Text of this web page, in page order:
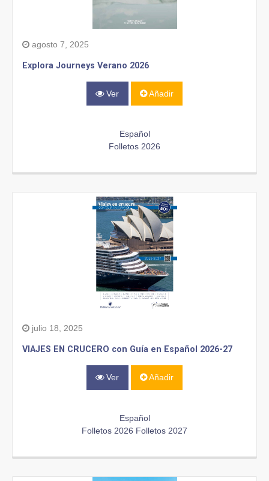
agosto 7, 2025
Explora Journeys Verano 2026
Ver Añadir
Español
Folletos 2026
julio 18, 2025
VIAJES EN CRUCERO con Guía en Español 2026-27
Ver Añadir
Español
Folletos 2026 Folletos 2027